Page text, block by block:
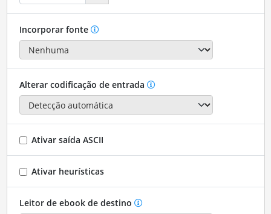
Incorporar fonte
Alterar codificação de entrada
Ativar saída ASCII
Ativar heurísticas
Leitor de ebook de destino